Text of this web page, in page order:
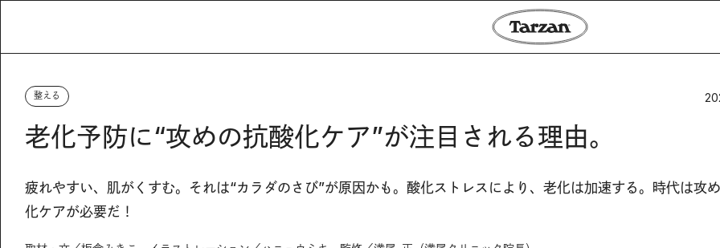
整える
老化予防に“攻めの抗酸化ケア”が注目される理由。
疲れやすい、肌がくすむ。それは“カラダのさび”が原因かも。酸化ストレスにより、老化は加速する。時代は攻
化ケアが必要だ！